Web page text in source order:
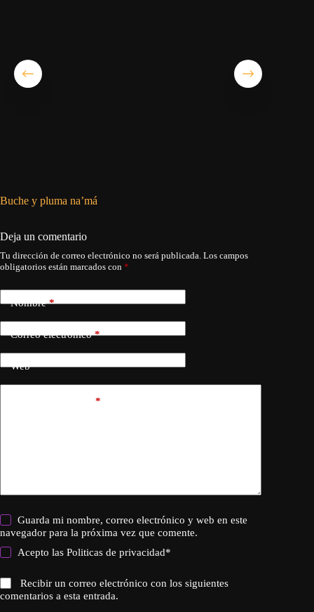
Buche y pluma na’má
Deja un comentario
Tu dirección de correo electrónico no será publicada. Los campos
obligatorios están marcados con *
Nombre*
Correo electrónico*
Web
*
Guarda mi nombre, correo electrónico y web en este
navegador para la próxima vez que comente.
Acepto lasPoliticas de privacidad*
Recibir un correo electrónico con los siguientes
comentarios a esta entrada.